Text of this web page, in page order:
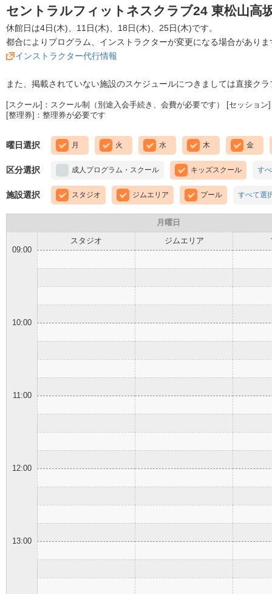
セントラルフィットネスクラブ24 東松山高
休館日は4日(木)、11日(木)、18日(木)、25日(木)です。
都合によりプログラム、インストラクターが変更になる場合がありま
インストラクター代行情報
また、掲載されていない施設のスケジュールにつきましては直接ク
[スクール]：スクール制（別途入会手続き、会費が必要です） [セッショ
[整理券]：整理券が必要です
曜日選択 月 火 水 木 金
区分選択 成人プログラム・スクール キッズスクール す
施設選択 スタジオ ジムエリア プール すべて選
月曜日
スタジオ ジムエリア
09:00
10:00
11:00
12:00
13:00